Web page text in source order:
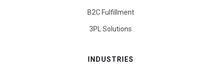
B2C Fulfillment
3PL Solutions
INDUSTRIES